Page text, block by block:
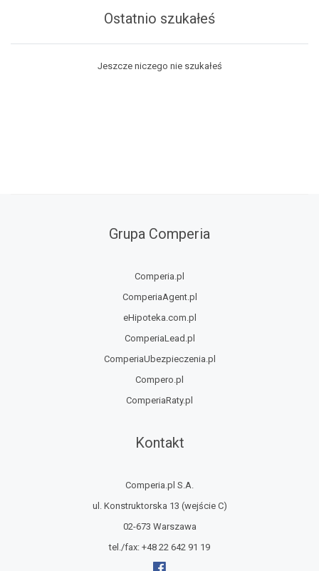
Ostatnio szukałeś
Jeszcze niczego nie szukałeś
Grupa Comperia
Comperia.pl
ComperiaAgent.pl
eHipoteka.com.pl
ComperiaLead.pl
ComperiaUbezpieczenia.pl
Compero.pl
ComperiaRaty.pl
Kontakt
Comperia.pl S.A.
ul. Konstruktorska 13 (wejście C)
02-673 Warszawa
tel./fax: +48 22 642 91 19